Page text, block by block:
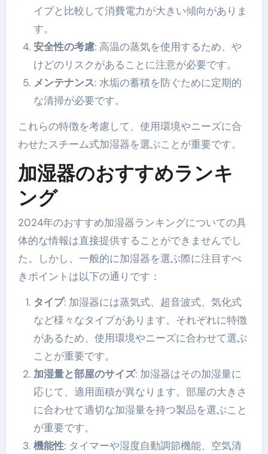
イプと比較して消費電力が大きい傾向がありま
す。
安全性の考慮: 高温の蒸気を使用するため、や
けどのリスクがあることに注意が必要です。
メンテナンス: 水垢の蓄積を防ぐために定期的
な清掃が必要です。
これらの特徴を考慮して、使用環境やニーズに合
わせたスチーム式加湿器を選ぶことが重要です。
加湿器のおすすめランキ
ング
2024年のおすすめ加湿器ランキングについての具
体的な情報は直接提供することができませんでし
た。しかし、一般的に加湿器を選ぶ際に注目すべ
きポイントは以下の通りです：
タイプ: 加湿器には蒸気式、超音波式、気化式
など様々なタイプがあります。それぞれに特徴
があるため、使用環境やニーズに合わせて選ぶ
ことが重要です。
加湿量と部屋のサイズ: 加湿器はその加湿量に
応じて、適用面積が異なります。部屋の大きさ
に合わせて適切な加湿量を持つ製品を選ぶこと
が重要です。
機能性: タイマーや湿度自動調節機能、空気清